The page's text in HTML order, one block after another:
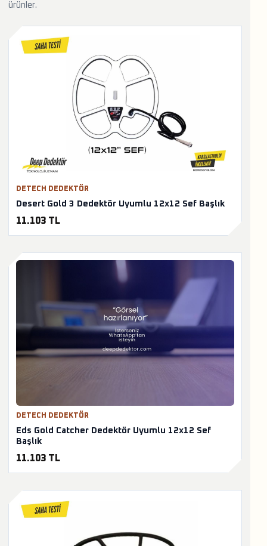
ürünler.
DETECH DEDEKTÖR
Desert Gold 3 Dedektör Uyumlu 12x12 Sef Başlık
11.103 TL
DETECH DEDEKTÖR
Eds Gold Catcher Dedektör Uyumlu 12x12 Sef
Başlık
11.103 TL